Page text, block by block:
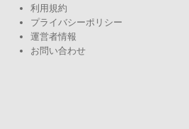
利用規約
プライバシーポリシー
運営者情報
お問い合わせ